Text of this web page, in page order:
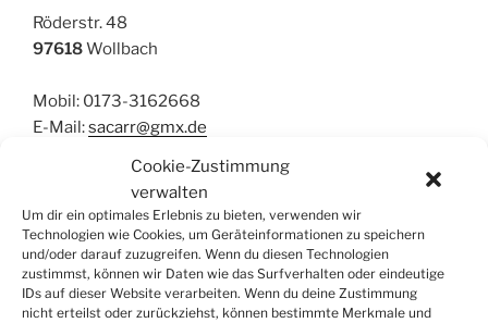
Cookie-Zustimmung
verwalten
Um dir ein optimales Erlebnis zu bieten, verwenden wir
Technologien wie Cookies, um Geräteinformationen zu speichern
und/oder darauf zuzugreifen. Wenn du diesen Technologien
zustimmst, können wir Daten wie das Surfverhalten oder eindeutige
IDs auf dieser Website verarbeiten. Wenn du deine Zustimmung
nicht erteilst oder zurückziehst, können bestimmte Merkmale und
Röderstr. 48
97618Wollbach
Mobil: 0173-3162668
E-Mail:sacarr@gmx.de
Marimbaphon